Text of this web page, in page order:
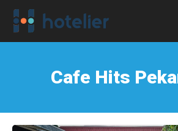
Langsung
Cafe Hits